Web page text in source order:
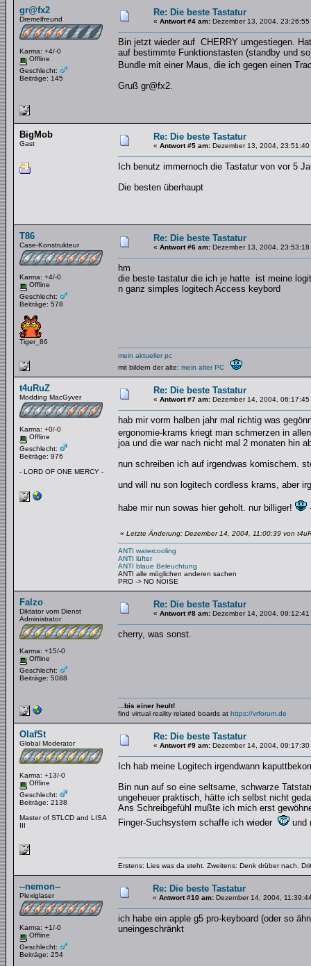
gr@fx2
Dremelfreund
Karma: +4/-0
Offline
Geschlecht:
Beiträge: 145
Re: Die beste Tastatur
« Antwort #4 am: Dezember 13, 2004, 23:26:55
Bin jetzt wieder auf CHERRY umgestiegen.
auf bestimmte Funktionstasten (standby und
Bundle mit einer Maus, die ich gegen einen
Gruß gr@fx2.
BigMob
Gast
Re: Die beste Tastatur
« Antwort #5 am: Dezember 13, 2004, 23:51:40
Ich benutz immernoch die Tastatur von vor 5
Die besten überhaupt
T86
Case-Konstrukteur
Karma: +4/-0
Offline
Geschlecht:
Beiträge: 578
Tiger_86
Re: Die beste Tastatur
« Antwort #6 am: Dezember 13, 2004, 23:53:18
hm
die beste tastatur die ich je hatte ist meine
n ganz simples logitech Access keybord
mein aktueller pc
mit bildern der alte: mein alter PC
t4uRuZ
Modding MacGyver
Karma: +0/-0
Offline
Geschlecht:
Beiträge: 976
- LORD OF ONE MERCY -
Re: Die beste Tastatur
« Antwort #7 am: Dezember 14, 2004, 06:17:45
hab mir vorm halben jahr mal richtig was
ergonomie-krams kriegt man schmerzen in
joa und die war nach nicht mal 2 monaten hin
nun schreiben ich auf irgendwas komischem.
und will nu son logitech cordless krams, aber
habe mir nun sowas hier geholt. nur billiger!
« Letzte Änderung: Dezember 14, 2004, 11:00:39 von
ANTI watercooling
ANTI lüfter
ANTI blaue Beleuchtung
ANTI alle möglichen anderen sachen
PRO -> NO NOISE
Falzo
Diktator vom Dienst
Administrator
Karma: +15/-0
Offline
Geschlecht:
Beiträge: 5088
Re: Die beste Tastatur
« Antwort #8 am: Dezember 14, 2004, 09:12:41
cherry, was sonst.
...bis einer heult!
find virtual reality related boards at https://vrforum.de
OlafSt
Global Moderator
Karma: +13/-0
Offline
Geschlecht:
Beiträge: 2138
Master of STLCD and LISA
III
Re: Die beste Tastatur
« Antwort #9 am: Dezember 14, 2004, 09:17:30
Ich hab meine Logitech irgendwann
Bin nun auf so eine seltsame, schwarze
ungeheuer praktisch, hätte ich selbst nicht
Ans Schreibgefühl mußte ich mich erst
Finger-Suchsystem schaffe ich wieder
und
Erstens: Lies was da steht. Zweitens: Denk drüber nach.
--nemon--
Plexiglaser
Karma: +1/-0
Offline
Geschlecht:
Beiträge: 254
Re: Die beste Tastatur
« Antwort #10 am: Dezember 14, 2004,
ich habe ein apple g5 pro-keyboard (oder so
uneingeschränkt